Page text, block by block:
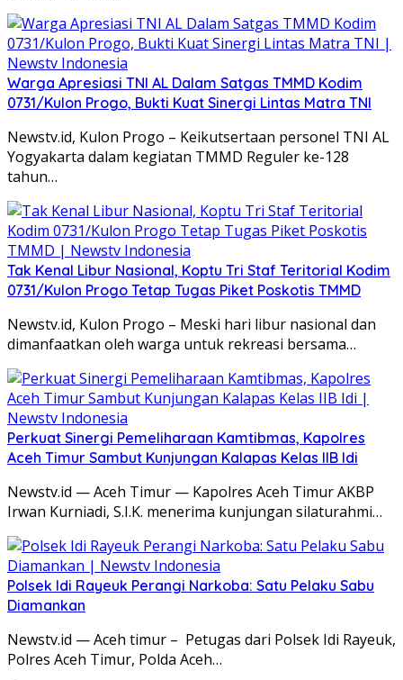
Warga Apresiasi TNI AL Dalam Satgas TMMD Kodim
0731/Kulon Progo, Bukti Kuat Sinergi Lintas Matra TNI
Newstv.id, Kulon Progo – Keikutsertaan personel TNI AL
Yogyakarta dalam kegiatan TMMD Reguler ke-128
tahun…
Tak Kenal Libur Nasional, Koptu Tri Staf Teritorial Kodim
0731/Kulon Progo Tetap Tugas Piket Poskotis TMMD
Newstv.id, Kulon Progo – Meski hari libur nasional dan
dimanfaatkan oleh warga untuk rekreasi bersama…
Perkuat Sinergi Pemeliharaan Kamtibmas, Kapolres
Aceh Timur Sambut Kunjungan Kalapas Kelas IIB Idi
Newstv.id — Aceh Timur — Kapolres Aceh Timur AKBP
Irwan Kurniadi, S.I.K. menerima kunjungan silaturahmi…
Polsek Idi Rayeuk Perangi Narkoba: Satu Pelaku Sabu
Diamankan
Newstv.id — Aceh timur – Petugas dari Polsek Idi Rayeuk,
Polres Aceh Timur, Polda Aceh…